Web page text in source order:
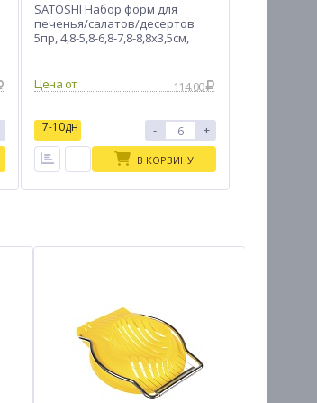
SATOSHI Набор форм для
печенья/салатов/десертов
5пр, 4,8-5,8-6,8-7,8-8,8х3,5см,
Цена от
114.00
7-10дн - +
В КОРЗИНУ